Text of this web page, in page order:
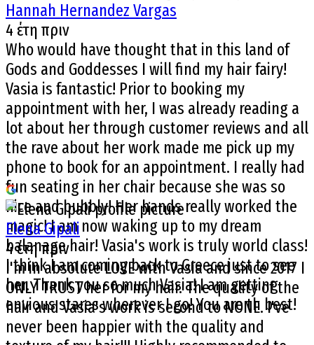
Hannah Hernandez Vargas
4 έτη πριν
Who would have thought that in this land of
Gods and Goddesses I will find my hair fairy!
Vasia is fantastic! Prior to booking my
appointment with her, I was already reading a
lot about her through customer reviews and all
the rave about her work made me pick up my
phone to book for an appointment. I really had
fun seating in her chair because she was so
nice and bubbly! Her hands really worked the
magic! I am now waking up to my dream
balanage hair! Vasia's work is truly world class!
I think I am coming back to Greece just to see
her. Thank you so much Vasia! I am getting
envious stares wherever I go! You are th best!
Elena Gipali
4 έτη πριν
I'm in absolute LOVE with Vasia and since 2017 I
ONLY TRUST her for my hair. The quality of the
hair and Vasia's work is second to NONE. I've
never been happier with the quality and